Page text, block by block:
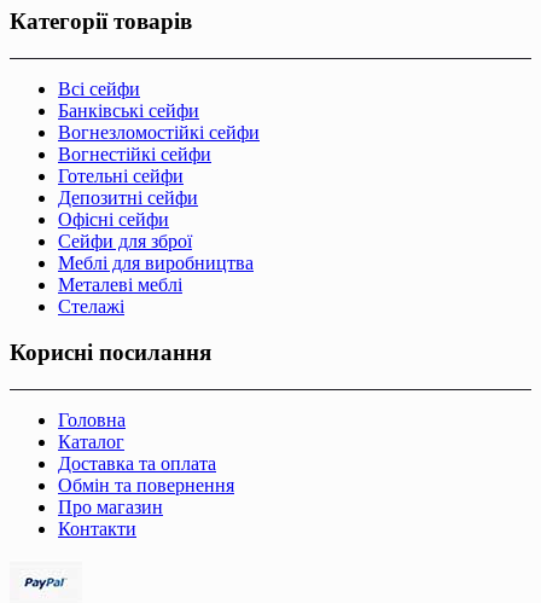
Категорії товарів
Всі сейфи
Банківські сейфи
Вогнезломостійкі сейфи
Вогнестійкі сейфи
Готельні сейфи
Депозитні сейфи
Офісні сейфи
Сейфи для зброї
Меблі для виробництва
Металеві меблі
Стелажі
Корисні посилання
Головна
Каталог
Доставка та оплата
Обмін та повернення
Про магазин
Контакти